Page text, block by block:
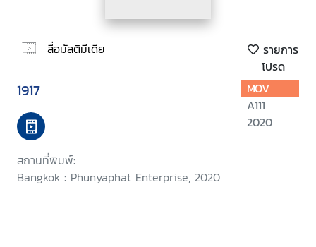
สื่อมัลติมีเดีย
รายการ
โปรด
1917
สถานที่พิมพ์:
Bangkok : Phunyaphat Enterprise, 2020
MOV
A111
2020